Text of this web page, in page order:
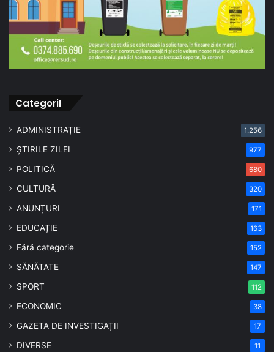
CategoriI
ADMINISTRAȚIE 1.256
ȘTIRILE ZILEI 977
POLITICĂ 680
CULTURĂ 320
ANUNȚURI 171
EDUCAȚIE 163
Fără categorie 152
SĂNĂTATE 147
SPORT 112
ECONOMIC 38
GAZETA DE INVESTIGAȚII 17
DIVERSE 11